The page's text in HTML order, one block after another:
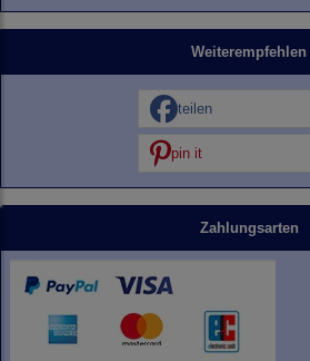
Weiterempfehlen
teilen
pin it
Zahlungsarten